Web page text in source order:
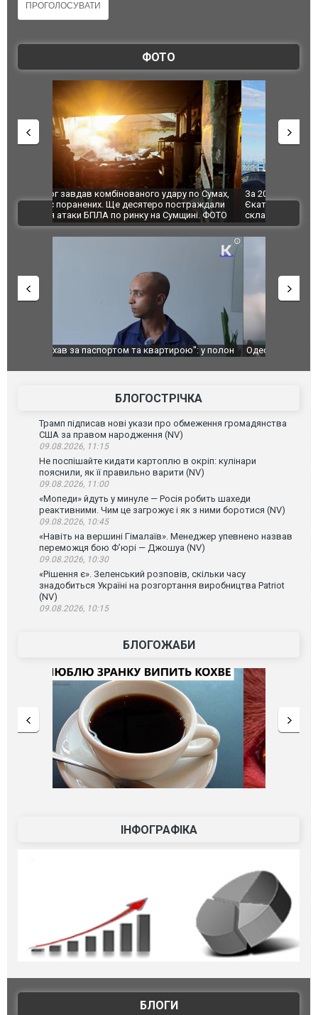
ФОТО
За 2000 кілометрів від кордону з Україною: в
Єкатеринбурзі після атаки дронів загорівся
склад Wildberries. ФОТО. ВІДЕО
"Мої
ВІДЕО
Одесу накрила потужна злива з градом та
Вже
БЛОГОСТРІЧКА
Трамп підписав нові укази про обмеження громадянства
США за правом народження (NV)
09.08.2026, 11:15
Не поспішайте кидати картоплю в окріп: кулінари
пояснили, як її правильно варити (NV)
09.08.2026, 11:00
«Мопеди» йдуть у минуле — Росія робить шахеди
реактивними. Чим це загрожує і як з ними боротися (NV)
09.08.2026, 10:45
«Навіть на вершині Гімалаїв». Менеджер упевнено назвав
переможця бою Ф’юрі — Джошуа (NV)
09.08.2026, 10:30
«Рішення є». Зеленський розповів, скільки часу
знадобиться Україні на розгортання виробництва Patriot
(NV)
09.08.2026, 10:15
БЛОГОЖАБИ
ІНФОГРАФІКА
БЛОГИ